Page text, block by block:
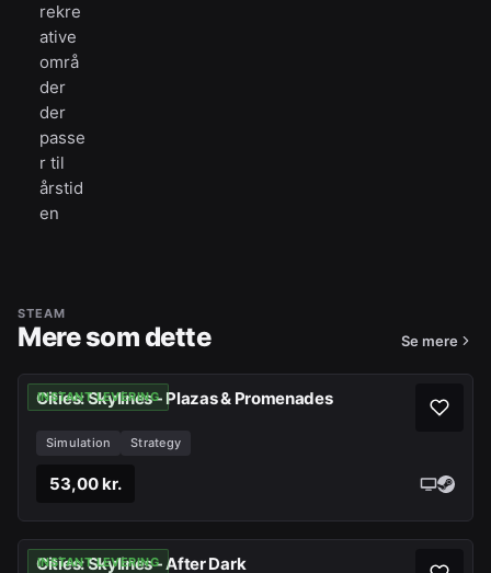
rekre
ative
områ
der
der
passe
r til
årstid
en
STEAM
Mere som dette Se mere
INSTANT LEVERING
Cities: Skylines - Plazas & Promenades
Simulation Strategy
53,00 kr.
INSTANT LEVERING
Cities: Skylines - After Dark